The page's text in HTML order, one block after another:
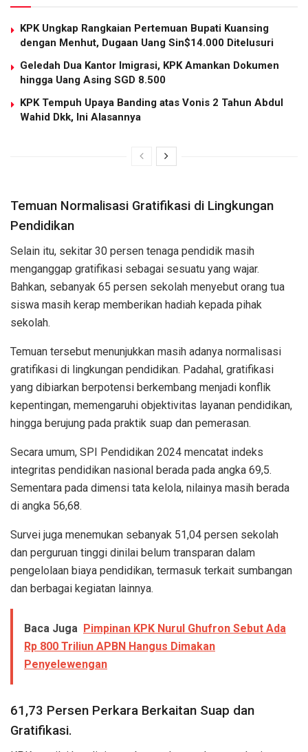
KPK Ungkap Rangkaian Pertemuan Bupati Kuansing
dengan Menhut, Dugaan Uang Sin$14.000 Ditelusuri
Geledah Dua Kantor Imigrasi, KPK Amankan Dokumen
hingga Uang Asing SGD 8.500
KPK Tempuh Upaya Banding atas Vonis 2 Tahun Abdul
Wahid Dkk, Ini Alasannya
Temuan Normalisasi Gratifikasi di Lingkungan
Pendidikan
Selain itu, sekitar 30 persen tenaga pendidik masih
menganggap gratifikasi sebagai sesuatu yang wajar.
Bahkan, sebanyak 65 persen sekolah menyebut orang tua
siswa masih kerap memberikan hadiah kepada pihak
sekolah.
Temuan tersebut menunjukkan masih adanya normalisasi
gratifikasi di lingkungan pendidikan. Padahal, gratifikasi
yang dibiarkan berpotensi berkembang menjadi konflik
kepentingan, memengaruhi objektivitas layanan pendidikan,
hingga berujung pada praktik suap dan pemerasan.
Secara umum, SPI Pendidikan 2024 mencatat indeks
integritas pendidikan nasional berada pada angka 69,5.
Sementara pada dimensi tata kelola, nilainya masih berada
di angka 56,68.
Survei juga menemukan sebanyak 51,04 persen sekolah
dan perguruan tinggi dinilai belum transparan dalam
pengelolaan biaya pendidikan, termasuk terkait sumbangan
dan berbagai kegiatan lainnya.
Baca Juga Pimpinan KPK Nurul Ghufron Sebut Ada
Rp 800 Triliun APBN Hangus Dimakan
Penyelewengan
61,73 Persen Perkara Berkaitan Suap dan
Gratifikasi.